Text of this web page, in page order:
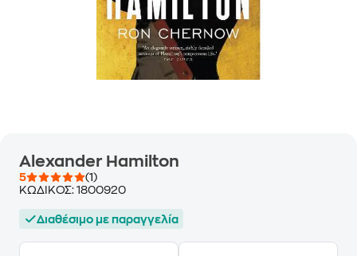
Alexander Hamilton
5
(1)
ΚΩΔΙΚΟΣ: 1800920
Διαθέσιμο με παραγγελία